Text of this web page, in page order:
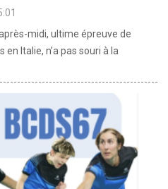
midi, ultime épreuve de
Italie, n’a pas souri à la